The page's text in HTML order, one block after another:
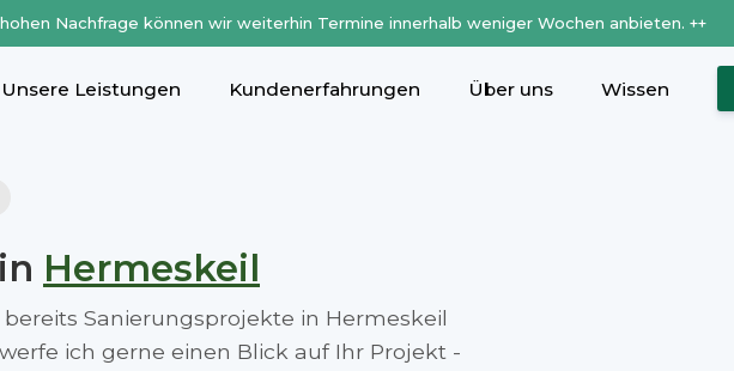
Nachfrage können wir weiterhin Termine innerhalb weniger Wochen anbieten. ++
Unsere Leistungen Kundenerfahrungen Über uns Wissen
Hermeskeil
Sanierungsprojekte in Hermeskeil
ich gerne einen Blick auf Ihr Projekt -